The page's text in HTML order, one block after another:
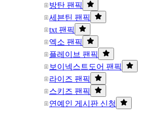
방탄 팬픽
세븐틴 팬픽
txt 팬픽
엑소 팬픽
플레이브 팬픽
보이넥스트도어 팬픽
라이즈 팬픽
스키즈 팬픽
연예인 게시판 신청